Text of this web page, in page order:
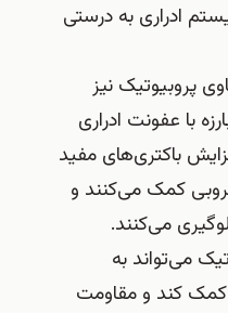
ادراری به درستی
پروبیوتیک نیز
با عفونت ادراری
باکتری‌های مفید
کمک می‌کنند و
می‌کنند.
می‌تواند به
کند و مقاومت